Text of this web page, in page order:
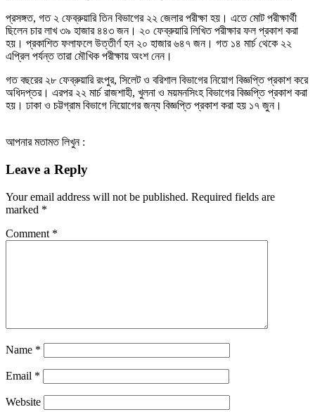
প্রসঙ্গত, গত ২ ফেব্রুয়ারি তিন বিভাগের ২২ জেলার পরীক্ষা হয়। এতে মোট পরীক্ষার্থী
ছিলেন চার লাখ ৩৯ হাজার ৪৪৩ জন। ২০ ফেব্রুয়ারি লিখিত পরীক্ষার ফল প্রকাশ করা
হয়। প্রকাশিত ফলাফলে উত্তীর্ণ হন ২০ হাজার ৬৪৭ জন। গত ১৪ মার্চ থেকে ২২
এপ্রিল পর্যন্ত তারা মৌখিক পরীক্ষায় অংশ নেন।
গত বছরের ২৮ ফেব্রুয়ারি রংপুর, সিলেট ও বরিশাল বিভাগের নিয়োগ বিজ্ঞপ্তি প্রকাশ করে
অধিদপ্তর। এরপর ২২ মার্চ রাজশাহী, খুলনা ও ময়মনসিংহ বিভাগের বিজ্ঞপ্তি প্রকাশ করা
হয়। ঢাকা ও চট্টগ্রাম বিভাগে নিয়োগের জন্য বিজ্ঞপ্তি প্রকাশ করা হয় ১৭ জুন।
আপনার মতামত লিখুন :
Leave a Reply
Your email address will not be published. Required fields are
marked *
Comment *
Name *
Email *
Website